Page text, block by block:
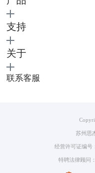
4.完成录制后，录制的视频将
线中，你可以在此进行字幕、
的片段进行删减。
支持
关于
联系客服
苏州思
经营许可证编号
特聘法律顾问